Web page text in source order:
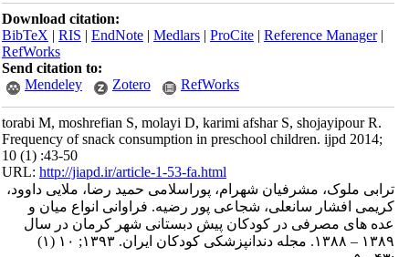
Download citation:
BibTeX|RIS|EndNote|Medlars|ProCite|Reference Manager
RefWorks
Send citation to:
Mendeley
Zotero RefWorks
torabi M, moshrefian S, molayi D, karimi afshar S, shojayipour R.
Frequency of snack consumption in preschool children. ijpd 2014;
10 (1) :43-50
URL:http://jiapd.ir/article-1-53-fa.html
ترابی ملوک، مشرفیان شهرام، پوراسلامی حمید رضا، ملایی داوود،
کریمی افشار سانعلی، شجاعی پور رضیه. فراوانی انواع میان و
عده های مصرفی در کودکان پیش دبستانی شهر کرمان در سال
۱۳۸۹ – ۱۳۸۸. مجله دندانپزشکی کودکان ایران. ۱۳۹۳; ۱۰ (۱)